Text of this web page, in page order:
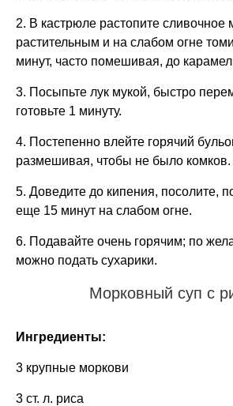
2. В кастрюле растопите сливочное
растительным и на слабом огне
минут, часто помешивая, до
3. Посыпьте лук мукой, быстро
готовьте 1 минуту.
4. Постепенно влейте горячий
размешивая, чтобы не было комков.
5. Доведите до кипения, посолите,
еще 15 минут на слабом огне.
6. Подавайте очень горячим; по
можно подать сухарики.
Морковный суп с
Ингредиенты:
3 крупные моркови
3 ст. л. риса